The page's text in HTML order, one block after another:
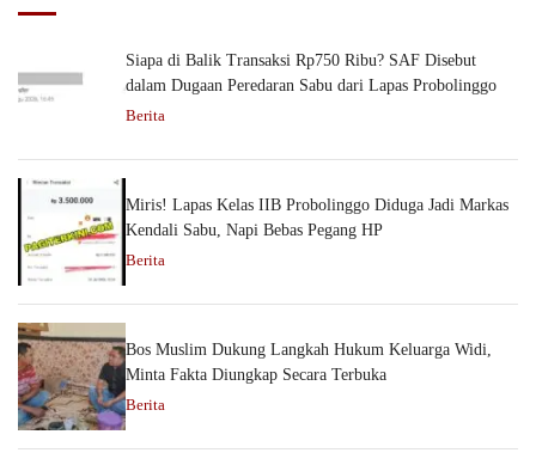
Siapa di Balik Transaksi Rp750 Ribu? SAF Disebut
dalam Dugaan Peredaran Sabu dari Lapas Probolinggo
Berita
Miris! Lapas Kelas IIB Probolinggo Diduga Jadi Markas
Kendali Sabu, Napi Bebas Pegang HP
Berita
Bos Muslim Dukung Langkah Hukum Keluarga Widi,
Minta Fakta Diungkap Secara Terbuka
Berita